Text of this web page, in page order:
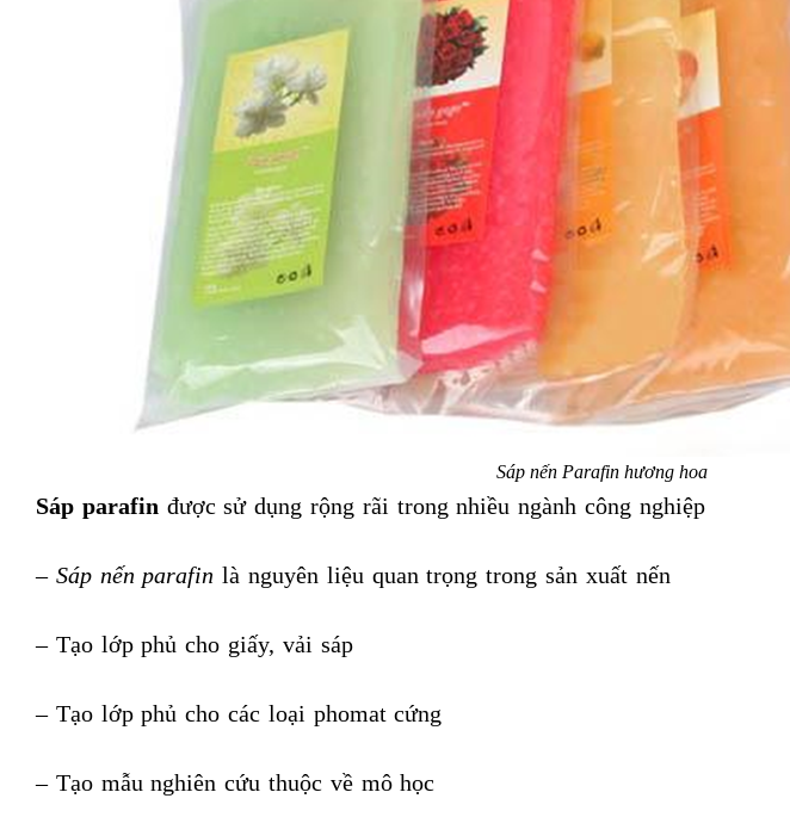
Sáp nến Parafin hương hoa
Sáp parafin được sử dụng rộng rãi trong nhiều ngành công nghiệp
– Sáp nến parafin là nguyên liệu quan trọng trong sản xuất nến
– Tạo lớp phủ cho giấy, vải sáp
– Tạo lớp phủ cho các loại phomat cứng
– Tạo mẫu nghiên cứu thuộc về mô học